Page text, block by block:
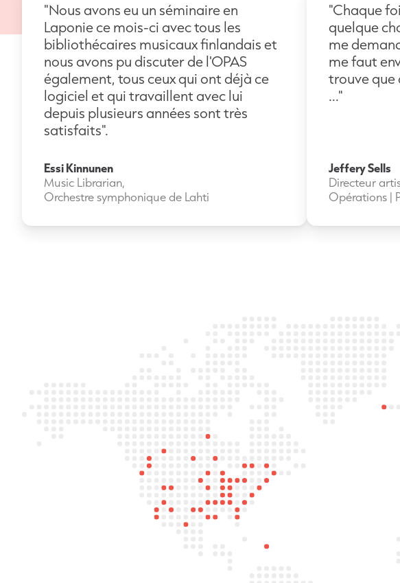
"Nous avons eu un séminaire en
Laponie ce mois-ci avec tous les
bibliothécaires musicaux finlandais et
nous avons pu discuter de l'OPAS
également, tous ceux qui ont déjà ce
logiciel et qui travaillent avec lui
depuis plusieurs années sont très
satisfaits".
Essi Kinnunen
Music Librarian,
Orchestre symphonique de Lahti
"Chaque
quelque
me
me faut
trouve que
..."
Jeffery Sells
Directeur
Opérations |